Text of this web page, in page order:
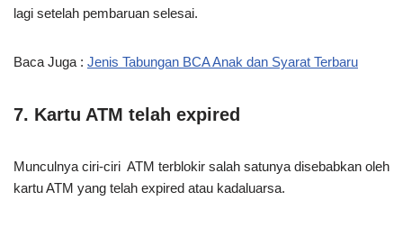
lagi setelah pembaruan selesai.
Baca Juga : Jenis Tabungan BCA Anak dan Syarat Terbaru
7. Kartu ATM telah expired
Munculnya ciri-ciri ATM terblokir salah satunya disebabkan oleh
kartu ATM yang telah expired atau kadaluarsa.